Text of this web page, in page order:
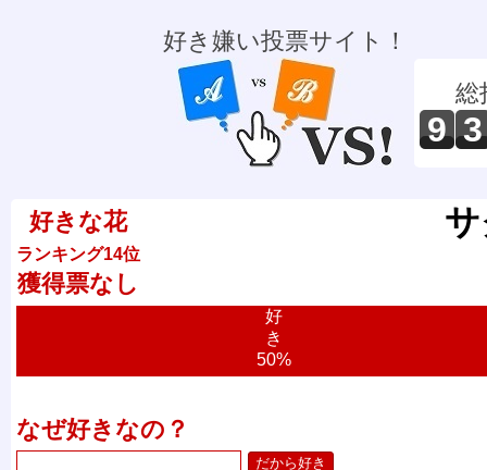
好き嫌い投票サイト！
総
9 3
好きな花
ランキング14位
獲得票なし
好
き
50%
なぜ好きなの？